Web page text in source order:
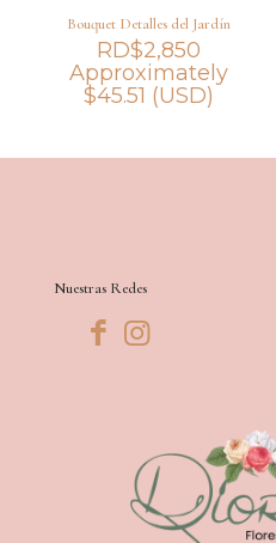
Bouquet Detalles del Jardín
RD$2,850
Approximately
$45.51 (USD)
Nuestras Redes